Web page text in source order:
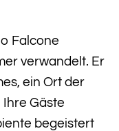
Falcone
verwandelt. Er
ein Ort der
Gäste
begeistert